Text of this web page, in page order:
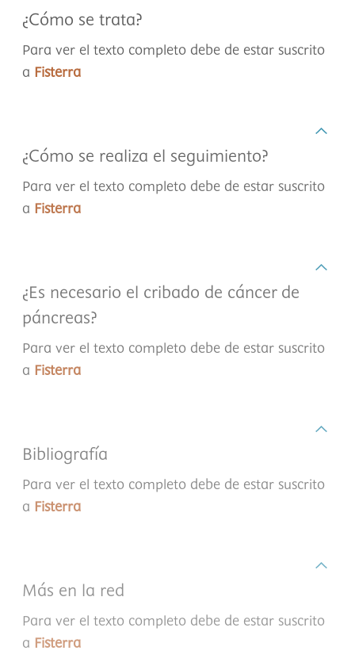
¿Cómo se trata?
Para ver el texto completo debe de estar suscrito
a Fisterra
¿Cómo se realiza el seguimiento?
Para ver el texto completo debe de estar suscrito
a Fisterra
¿Es necesario el cribado de cáncer de
páncreas?
Para ver el texto completo debe de estar suscrito
a Fisterra
Bibliografía
Para ver el texto completo debe de estar suscrito
a Fisterra
Más en la red
Para ver el texto completo debe de estar suscrito
a Fisterra